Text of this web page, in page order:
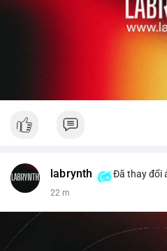
labrynth Đã thay đổi
22 m